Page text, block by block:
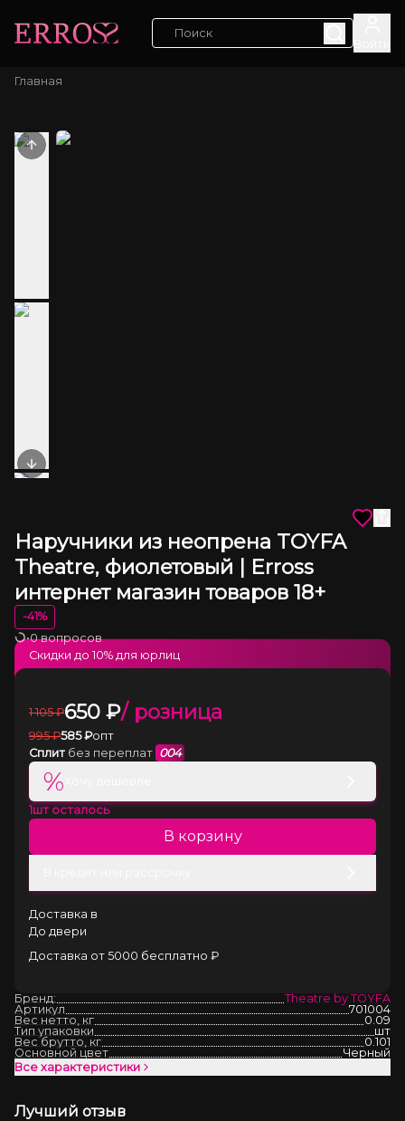
Главная
Previous slide
Next slide
Наручники из неопрена TOYFA
Theatre, фиолетовый | Erross
интернет магазин товаров 18+
-41%
Загрузка
•0 вопросов
1 105 ₽650 ₽/ розница
995 ₽585₽опт
Сплит без переплат 004
%
1шт осталось
В корзину
Доставка в
До двери
Доставка от 5000 бесплатно ₽
Скидки до 10% для юрлиц
Бренд:
Theatre by TOYFA
Артикул
701004
Вес нетто, кг
0.09
Тип упаковки
шт
Вес брутто, кг
0.101
Основной цвет
Черный
Все характеристики
Лучший отзыв